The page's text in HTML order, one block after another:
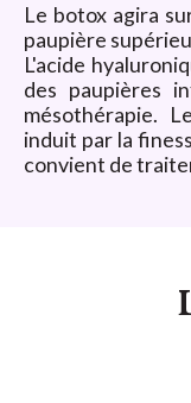
Le botox agira
paupière
L'acide
des paupières
mésothérapie.
induit par la
convient de